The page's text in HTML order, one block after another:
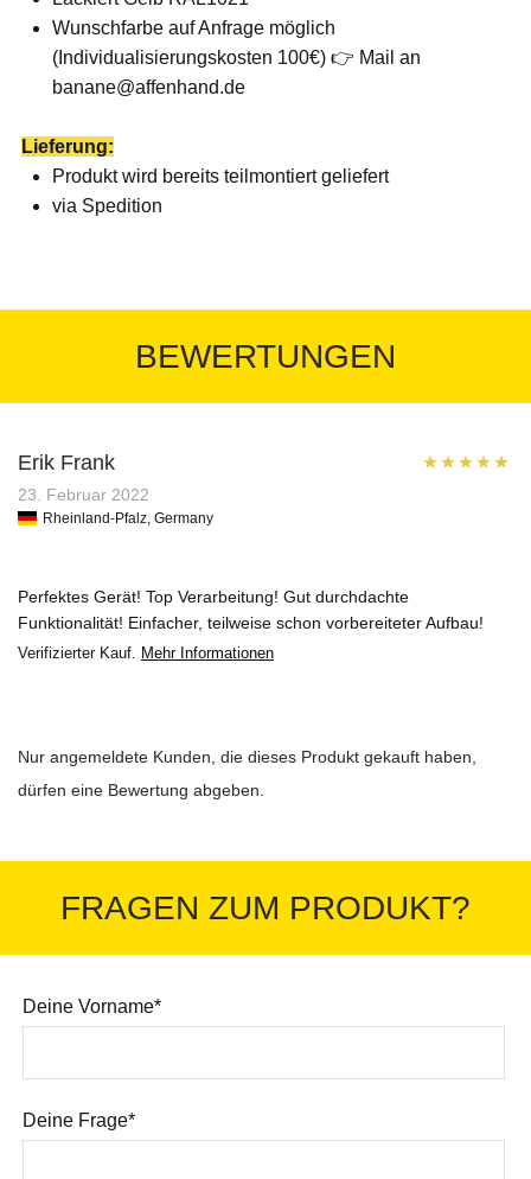
Wunschfarbe auf Anfrage möglich
(Individualisierungskosten 100€) 👉 Mail an
banane@affenhand.de
Lieferung:
Produkt wird bereits teilmontiert geliefert
via Spedition
BEWERTUNGEN
Erik Frank
23. Februar 2022
Rheinland-Pfalz, Germany
Perfektes Gerät! Top Verarbeitung! Gut durchdachte
Funktionalität! Einfacher, teilweise schon vorbereiteter Aufbau!
Verifizierter Kauf. Mehr Informationen
Nur angemeldete Kunden, die dieses Produkt gekauft haben,
dürfen eine Bewertung abgeben.
FRAGEN ZUM PRODUKT?
Deine Vorname*
Deine Frage*